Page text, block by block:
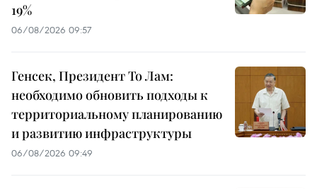
19%
06/08/2026 09:57
Генсек, Президент То Лам:
необходимо обновить подходы к
территориальному планированию
и развитию инфраструктуры
06/08/2026 09:49